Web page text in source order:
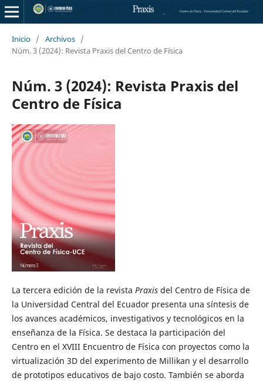
Inicio / Archivos /
Núm. 3 (2024): Revista Praxis del Centro de Física
Núm. 3 (2024): Revista Praxis del
Centro de Física
La tercera edición de la revista Praxisdel Centro de Física de
la Universidad Central del Ecuador presenta una síntesis de
los avances académicos, investigativos y tecnológicos en la
enseñanza de la Física. Se destaca la participación del
Centro en el XVIII Encuentro de Física con proyectos como la
virtualización 3D del experimento de Millikan y el desarrollo
de prototipos educativos de bajo costo. También se aborda